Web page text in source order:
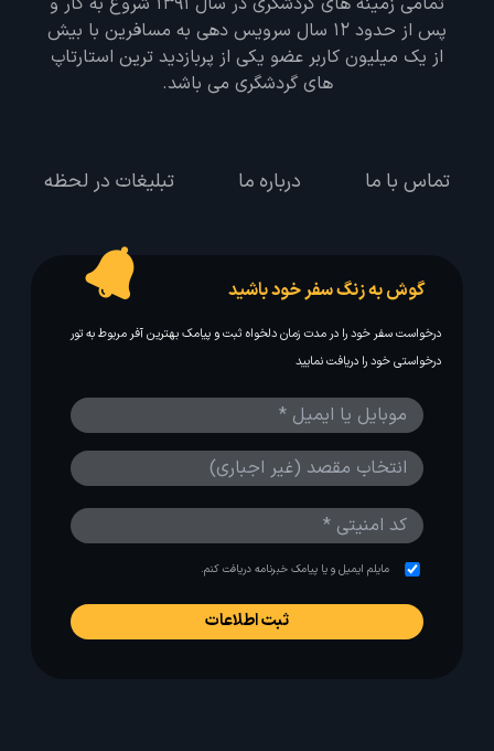
پس از حدود 12 سال سرویس دهی به مسافرین با بیش
از یک میلیون کاربر عضو یکی از پربازدید ترین استارتاپ
های گردشگری می باشد.
تماس با ما درباره ما تبلیغات در لحظه
گوش به زنگ سفر خود باشید
درخواست سفر خود را در مدت زمان دلخواه ثبت و پیامک بهترین آفر مربوط به تور
درخواستی خود را دریافت نمایید
مایلم ایمیل و یا پیامک خبرنامه دریافت کنم.